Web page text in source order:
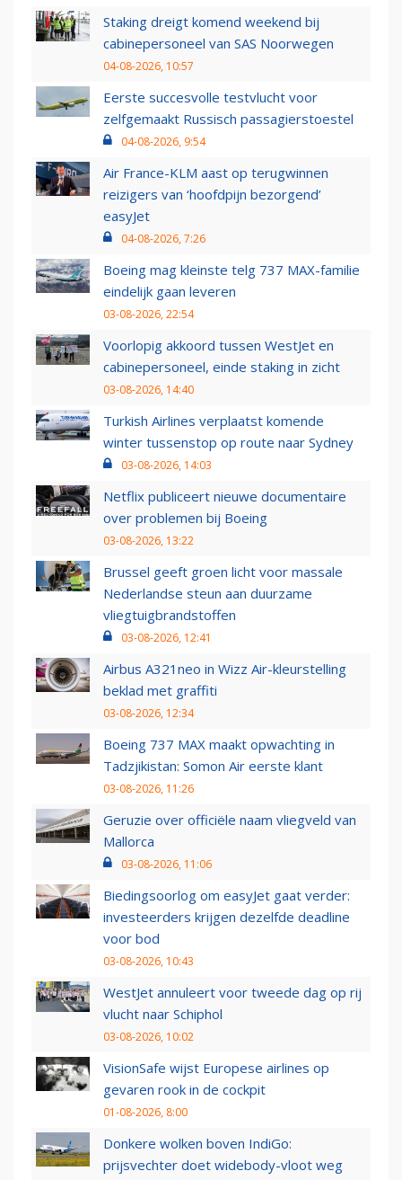
Staking dreigt komend weekend bij
cabinepersoneel van SAS Noorwegen
04-08-2026, 10:57
Eerste succesvolle testvlucht voor
zelfgemaakt Russisch passagierstoestel
04-08-2026, 9:54
Air France-KLM aast op terugwinnen
reizigers van ‘hoofdpijn bezorgend’
easyJet
04-08-2026, 7:26
Boeing mag kleinste telg 737 MAX-familie
eindelijk gaan leveren
03-08-2026, 22:54
Voorlopig akkoord tussen WestJet en
cabinepersoneel, einde staking in zicht
03-08-2026, 14:40
Turkish Airlines verplaatst komende
winter tussenstop op route naar Sydney
03-08-2026, 14:03
Netflix publiceert nieuwe documentaire
over problemen bij Boeing
03-08-2026, 13:22
Brussel geeft groen licht voor massale
Nederlandse steun aan duurzame
vliegtuigbrandstoffen
03-08-2026, 12:41
Airbus A321neo in Wizz Air-kleurstelling
beklad met graffiti
03-08-2026, 12:34
Boeing 737 MAX maakt opwachting in
Tadzjikistan: Somon Air eerste klant
03-08-2026, 11:26
Geruzie over officiële naam vliegveld van
Mallorca
03-08-2026, 11:06
Biedingsoorlog om easyJet gaat verder:
investeerders krijgen dezelfde deadline
voor bod
03-08-2026, 10:43
WestJet annuleert voor tweede dag op rij
vlucht naar Schiphol
03-08-2026, 10:02
VisionSafe wijst Europese airlines op
gevaren rook in de cockpit
01-08-2026, 8:00
Donkere wolken boven IndiGo:
prijsvechter doet widebody-vloot weg